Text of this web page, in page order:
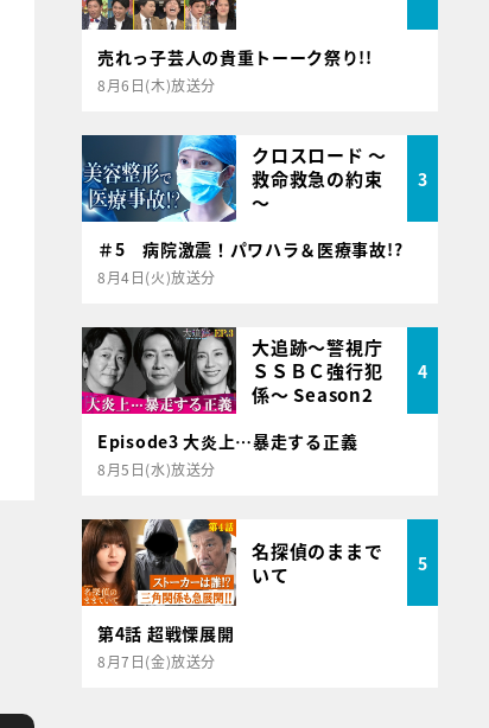
売れっ子芸人の貴重トーーク祭り!!
8月6日(木)放送分
クロスロード ～
救命救急の約束
～
3
＃5 病院激震！パワハラ＆医療事故!?
8月4日(火)放送分
大追跡～警視庁
ＳＳＢＣ強行犯
係～ Season2
4
Episode3 大炎上…暴走する正義
8月5日(水)放送分
名探偵のままで
いて
5
第4話 超戦慄展開
8月7日(金)放送分